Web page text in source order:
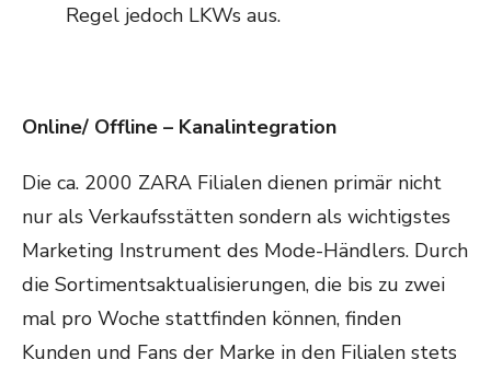
Regel jedoch LKWs aus.
Online/ Offline – Kanalintegration
Die ca. 2000 ZARA Filialen dienen primär nicht
nur als Verkaufsstätten sondern als wichtigstes
Marketing Instrument des Mode-Händlers. Durch
die Sortimentsaktualisierungen, die bis zu zwei
mal pro Woche stattfinden können, finden
Kunden und Fans der Marke in den Filialen stets